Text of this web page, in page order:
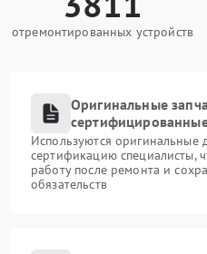
отремонтированных устройств
Оригинальные
Используются
сертификацию специалисты,
работу после ремонта и
обязательств